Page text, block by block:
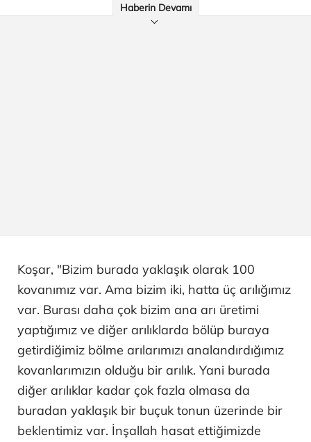
Haberin Devamı
Koşar, "Bizim burada yaklaşık olarak 100
kovanımız var. Ama bizim iki, hatta üç arılığımız
var. Burası daha çok bizim ana arı üretimi
yaptığımız ve diğer arılıklarda bölüp buraya
getirdiğimiz bölme arılarımızı analandırdığımız
kovanlarımızın olduğu bir arılık. Yani burada
diğer arılıklar kadar çok fazla olmasa da
buradan yaklaşık bir buçuk tonun üzerinde bir
beklentimiz var. İnşallah hasat ettiğimizde